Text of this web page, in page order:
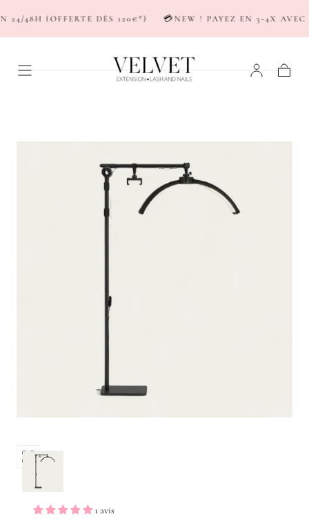
PASSER AU
CONTENU
48H (OFFERTE DÈS 120€*) 💳NEW ! PAYEZ EN 3-4X AVEC
Ouvrir
les
médias
1 avis